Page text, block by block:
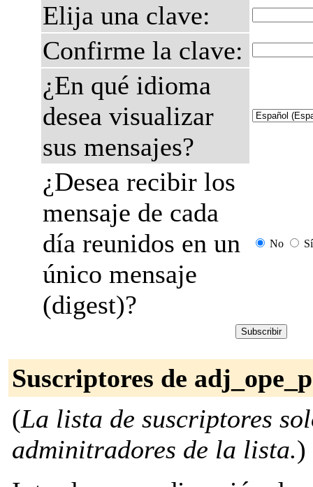
Elija una clave:
Confirme la clave:
¿En qué idioma
desea visualizar
sus mensajes?
¿Desea recibir los
mensaje de cada
día reunidos en un
único mensaje
(digest)?
No Sí
Suscriptores de
(La lista de suscriptores
adminitradores de la lista.)